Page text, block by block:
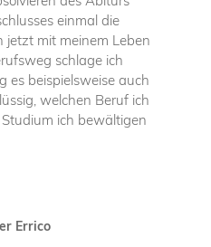
einmal die
jetzt mit meinem Leben
schlage ich
es beispielsweise auch
welchen Beruf ich
ich bewältigen
Errico